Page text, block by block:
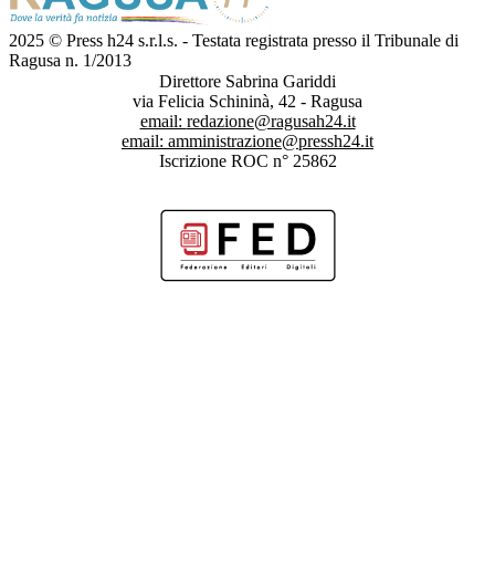
2025 © Press h24 s.r.l.s. - Testata registrata presso il Tribunale di
Ragusa n. 1/2013
Direttore Sabrina Gariddi
via Felicia Schininà, 42 - Ragusa
email: redazione@ragusah24.it
email: amministrazione@pressh24.it
Iscrizione ROC n° 25862